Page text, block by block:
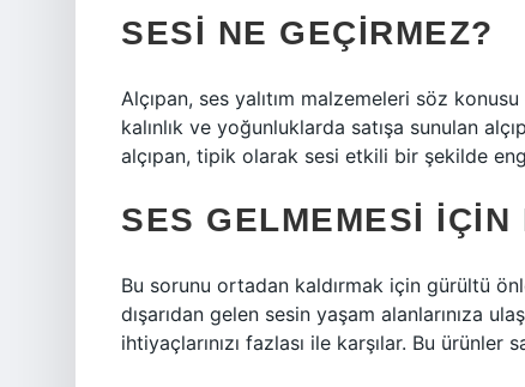
SESI NE GEÇIRMEZ?
Alçıpan, ses yalıtım malzemeleri söz
kalınlık ve yoğunluklarda satışa sunulan
alçıpan, tipik olarak sesi etkili bir şekilde
SES GELMEMESI IÇIN
Bu sorunu ortadan kaldırmak için gürültü
dışarıdan gelen sesin yaşam alanlarınıza
ihtiyaçlarınızı fazlası ile karşılar. Bu